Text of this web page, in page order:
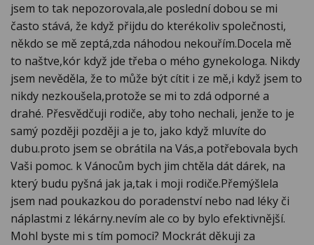
jsem to tak nepozorovala,ale poslední dobou se mi
často stává, že když přijdu do kterékoliv společnosti,
někdo se mě zeptá,zda náhodou nekouřím.Docela mě
to naštve,kór když jde třeba o mého gynekologa. Nikdy
jsem nevěděla, že to může být cítit i ze mě,i když jsem to
nikdy nezkoušela,protože se mi to zdá odporné a
drahé. Přesvědčuji rodiče, aby toho nechali, jenže to je
samý později později a je to, jako když mluvíte do
dubu.proto jsem se obrátila na Vás,a potřebovala bych
Vaši pomoc. k Vánocům bych jim chtěla dát dárek, na
který budu pyšná jak ja,tak i moji rodiče.Přemýšlela
jsem nad poukazkou do poradenství nebo nad léky či
náplastmi z lékárny.nevím ale co by bylo efektivnější.
Mohl byste mi s tím pomoci? Mockrát děkuji za